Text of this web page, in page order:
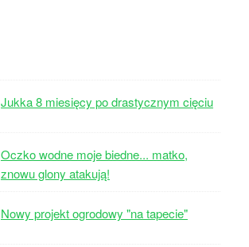
Jukka 8 miesięcy po drastycznym cięciu
Oczko wodne moje biedne... matko,
znowu glony atakują!
Nowy projekt ogrodowy "na tapecie"